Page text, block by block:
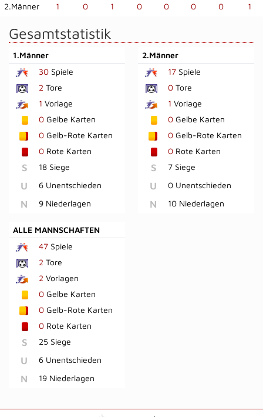
2.Männer 1 0 1 0 0 0 0 1
Gesamtstatistik
1.Männer
30 Spiele
2 Tore
1 Vorlage
0 Gelbe Karten
0 Gelb-Rote Karten
0 Rote Karten
S 18 Siege
U 6 Unentschieden
N 9 Niederlagen
2.Männer
17Spiele
0Tore
1 Vorlage
0Gelbe Karten
0Gelb-Rote Karten
0Rote Karten
S 7 Siege
U 0 Unentschieden
N 10 Niederlagen
ALLE MANNSCHAFTEN
47 Spiele
2 Tore
2 Vorlagen
0 Gelbe Karten
0 Gelb-Rote Karten
0 Rote Karten
S 25 Siege
U 6 Unentschieden
N 19 Niederlagen